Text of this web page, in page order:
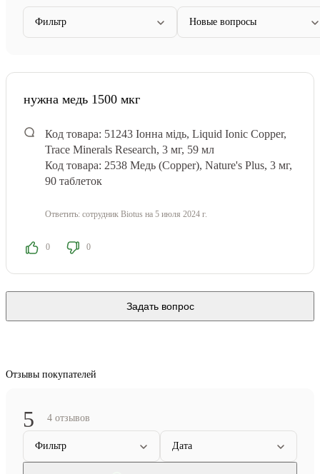
Фильтр Новые вопросы
нужна медь 1500 мкг
Код товара: 51243 Іонна мідь, Liquid Ionic Copper,
Trace Minerals Research, 3 мг, 59 мл
Код товара: 2538 Медь (Copper), Nature's Plus, 3 мг,
90 таблеток
Ответить: сотрудник Biotus на 5 июля 2024 г.
0 0
Задать вопрос
Отзывы покупателей
5 4 отзывов
Фильтр Дата